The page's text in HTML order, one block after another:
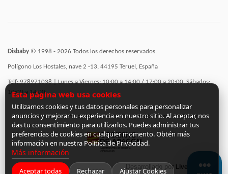
Disbaby © 1998 - 2026 Todos los derechos reservados.
Polígono Los Hostales, nave 2 -13, 44195 Teruel, España
Telf: 978971038 | Lunes a Viernes: 10:00 a 14:00 / 17:00 a 20:00, Sábados:
10:00 a 14:00
Incorporación de funcionalidades semánticas a la web subvencionadas por:
Desarrollado por LiveCommerce
Esta página web usa cookies
Utilizamos cookies y tus datos personales para personalizar
anuncios y mejorar tu experiencia en nuestro sitio. Al aceptar, nos
das tu consentimiento para utilizarlos. Puedes administrar tus
preferencias de cookies en cualquier momento. Obtén más
información en nuestra Política de Privacidad.
Más información
Aceptar todas Rechazar Ajustar Cookies